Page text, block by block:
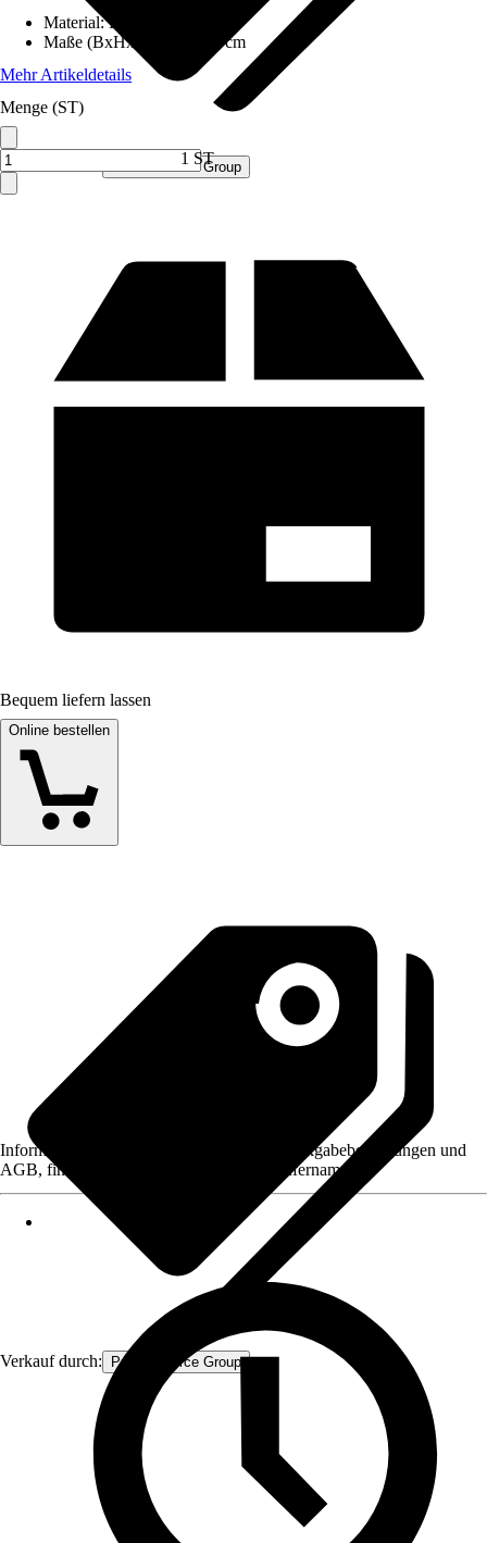
Verkauf durch: Procommerce Group
Material:Holz
Maße (BxHxT)
8x80x25 cm
Mehr Artikeldetails
Menge (ST)
1 ST
Bequem liefern lassen
Online bestellen
Verkauf durch: Procommerce Group
Informationen des Verkäufers, wie z. B. Rückgabebedingungen und
AGB, finden Sie bei Klick auf den Verkäufernamen.